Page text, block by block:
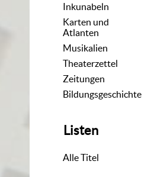
Inkunabeln
Karten und
Atlanten
Musikalien
Theaterzettel
Zeitungen
Bildungsgeschichte
Listen
Alle Titel